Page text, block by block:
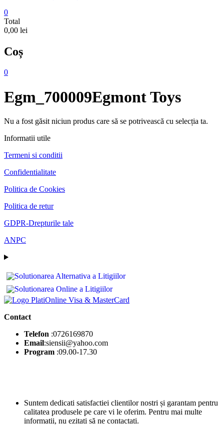
0
Total
0,00 lei
Coș
0
Egm_700009Egmont Toys
Nu a fost găsit niciun produs care să se potrivească cu selecția ta.
Informatii utile
Termeni si conditii
Confidentialitate
Politica de Cookies
Politica de retur
GDPR-Drepturile tale
ANPC
Contact
Telefon :0726169870
Email:siensii@yahoo.com
Program :09.00-17.30
Suntem dedicati satisfactiei clientilor nostri și garantam pentru
calitatea produsele pe care vi le oferim. Pentru mai multe
informatii, nu ezitati să ne contactati.